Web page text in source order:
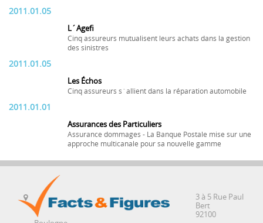
2011.01.05
L´Agefi
Cinq assureurs mutualisent leurs achats dans la gestion
des sinistres
2011.01.05
Les Échos
Cinq assureurs s´allient dans la réparation automobile
2011.01.01
Assurances des Particuliers
Assurance dommages - La Banque Postale mise sur une
approche multicanale pour sa nouvelle gamme
3 à 5 Rue Paul
Bert
92100